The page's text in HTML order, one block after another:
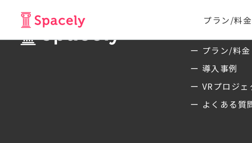
プラン/料金
サービス
ー プラン/料金
ー 導入事例
ー VRプロジ
ー よくある質